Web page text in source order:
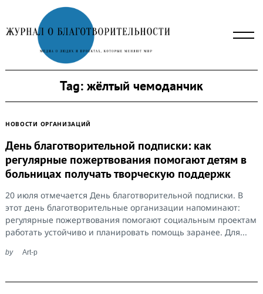
to
content
Tag: жёлтый чемоданчик
НОВОСТИ ОРГАНИЗАЦИЙ
День благотворительной подписки: как
регулярные пожертвования помогают детям в
больницах получать творческую поддержк
20 июля отмечается День благотворительной подписки. В
этот день благотворительные организации напоминают:
регулярные пожертвования помогают социальным проектам
работать устойчиво и планировать помощь заранее. Для...
by Art-p